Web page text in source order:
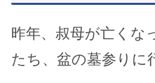
昨年、叔母が亡くな
たち、盆の墓参りに